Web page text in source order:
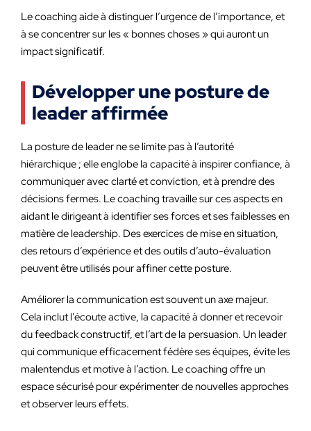
Le coaching aide à distinguer l’urgence de l’importance, et
à se concentrer sur les « bonnes choses » qui auront un
impact significatif.
Développer une posture de
leader affirmée
La posture de leader ne se limite pas à l’autorité
hiérarchique ; elle englobe la capacité à inspirer confiance, à
communiquer avec clarté et conviction, et à prendre des
décisions fermes. Le coaching travaille sur ces aspects en
aidant le dirigeant à identifier ses forces et ses faiblesses en
matière de leadership. Des exercices de mise en situation,
des retours d’expérience et des outils d’auto-évaluation
peuvent être utilisés pour affiner cette posture.
Améliorer la communication est souvent un axe majeur.
Cela inclut l’écoute active, la capacité à donner et recevoir
du feedback constructif, et l’art de la persuasion. Un leader
qui communique efficacement fédère ses équipes, évite les
malentendus et motive à l’action. Le coaching offre un
espace sécurisé pour expérimenter de nouvelles approches
et observer leurs effets.